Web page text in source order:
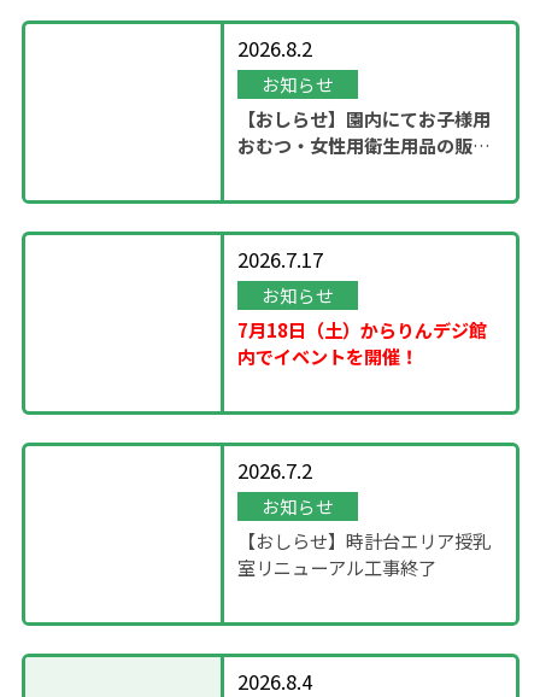
2026.8.2
お知らせ
【おしらせ】園内にてお子様用
おむつ・女性用衛生用品の販売
2026.7.17
お知らせ
7月18日（土）からりんデジ館
内でイベントを開催！
2026.7.2
お知らせ
【おしらせ】時計台エリア授乳
室リニューアル工事終了
2026.8.4